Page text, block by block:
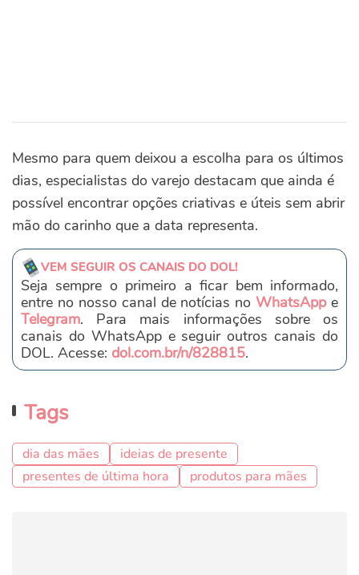
Mesmo para quem deixou a escolha para os últimos
dias, especialistas do varejo destacam que ainda é
possível encontrar opções criativas e úteis sem abrir
mão do carinho que a data representa.
VEM SEGUIR OS CANAIS DO DOL!
Seja sempre o primeiro a ficar bem informado,
entre no nosso canal de notícias noWhatsAppe
Telegram. Para mais informações sobre os
canais do WhatsApp e seguir outros canais do
DOL. Acesse: dol.com.br/n/828815.
Tags
dia das mães
ideias de presente
presentes de última hora
produtos para mães